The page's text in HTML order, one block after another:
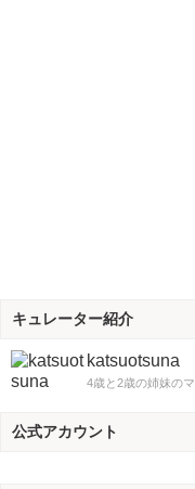
キュレーター紹介
katsuotsuna
4歳と2歳の姉妹の
公式アカウント